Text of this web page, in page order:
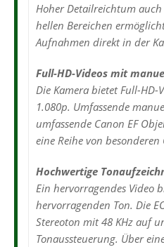
Hoher Detailreichtum
hellen Bereichen
Aufnahmen direkt in der
Full-HD-Videos mit
Die Kamera bietet Full-
1.080p. Umfassende
umfassende Canon EF
eine Reihe von besonderen
Hochwertige
Ein hervorragendes Video
hervorragenden Ton. Die
Stereoton mit 48 KHz auf
Tonaussteuerung. Über